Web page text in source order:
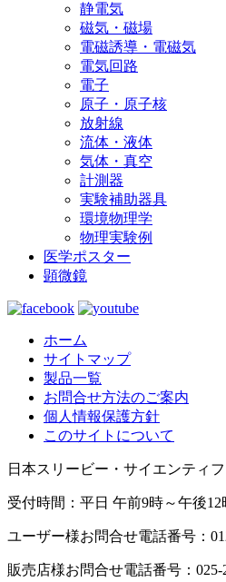
静電気
磁気・磁場
電磁誘導・電磁気
電気回路
電子
原子・原子核
放射線
流体・液体
気体・真空
計測器
実験補助器具
環境物理学
物理実験例
医学ポスター
顕微鏡
ホーム
サイトマップ
製品一覧
お問合せ方法のご案内
個人情報保護方針
このサイトについて
日本スリービー・サイエンティ
受付時間：平日 午前9時～午後
ユーザー様お問合せ電話番号：
販売店様お問合せ電話番号：025-